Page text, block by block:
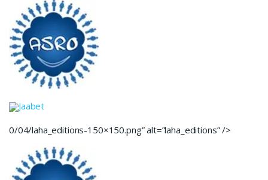
Jaabet
0/04/laha_editions-150×150.png” alt=”laha_editions” />